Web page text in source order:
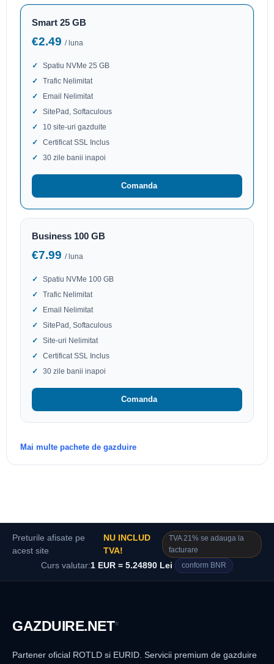
Smart 25 GB
€2.49 / luna
Spatiu NVMe 25 GB
Trafic Nelimitat
Email Nelimitat
SitePad, Softaculous
10 site-uri gazduite
Certificat SSL Inclus
30 zile banii inapoi
Comanda
Business 100 GB
€7.99 / luna
Spatiu NVMe 100 GB
Trafic Nelimitat
Email Nelimitat
SitePad, Softaculous
Site-uri Nelimitat
Certificat SSL Inclus
30 zile banii inapoi
Comanda
Mai multe pachete de gazduire
Preturile afisate pe
acest site
NU INCLUD
TVA!
TVA 21% se adauga la
facturare
Curs valutar:1 EUR = 5.24890 Lei conform BNR
GAZDUIRE.NET®
Partener oficial ROTLD si EURID. Servicii premium de gazduire